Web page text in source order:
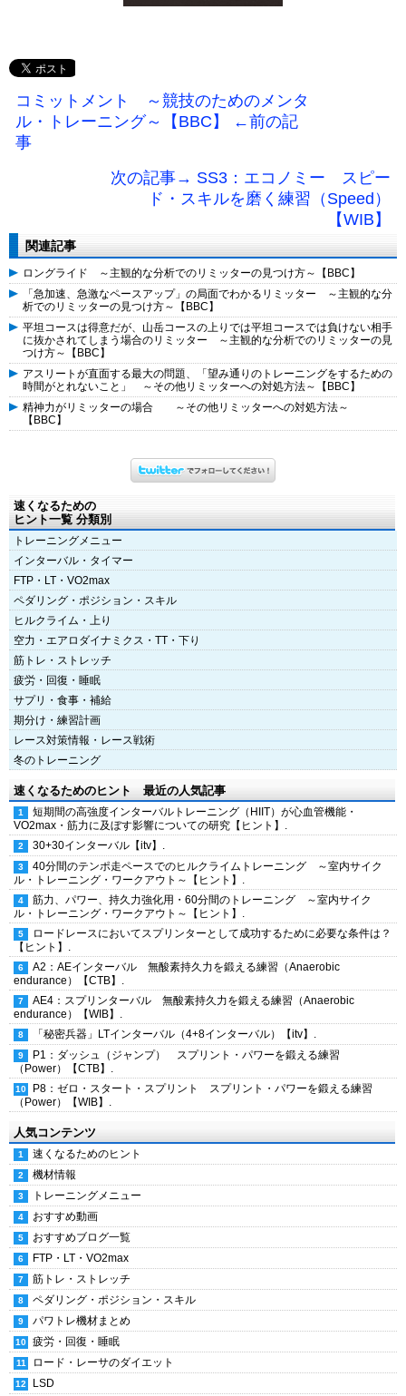
コミットメント ～競技のためのメンタ
ル・トレーニング～【BBC】 ←前の記
事
次の記事→ SS3：エコノミー スピー
ド・スキルを磨く練習（Speed）
【WIB】
関連記事
ロングライド ～主観的な分析でのリミッターの見つけ方～【BBC】
「急加速、急激なペースアップ」の局面でわかるリミッター ～主観的な分
析でのリミッターの見つけ方～【BBC】
平坦コースは得意だが、山岳コースの上りでは平坦コースでは負けない相手
に抜かされてしまう場合のリミッター ～主観的な分析でのリミッターの見
つけ方～【BBC】
アスリートが直面する最大の問題、「望み通りのトレーニングをするための
時間がとれないこと」 ～その他リミッターへの対処方法～【BBC】
精神力がリミッターの場合 ～その他リミッターへの対処方法～
【BBC】
速くなるための
ヒント一覧 分類別
トレーニングメニュー
インターバル・タイマー
FTP・LT・VO2max
ペダリング・ポジション・スキル
ヒルクライム・上り
空力・エアロダイナミクス・TT・下り
筋トレ・ストレッチ
疲労・回復・睡眠
サプリ・食事・補給
期分け・練習計画
レース対策情報・レース戦術
冬のトレーニング
速くなるためのヒント 最近の人気記事
短期間の高強度インターバルトレーニング（HIIT）が心血管機能・
VO2max・筋力に及ぼす影響についての研究【ヒント】.
30+30インターバル【itv】.
40分間のテンポ走ペースでのヒルクライムトレーニング ～室内サイク
ル・トレーニング・ワークアウト～【ヒント】.
筋力、パワー、持久力強化用・60分間のトレーニング ～室内サイク
ル・トレーニング・ワークアウト～【ヒント】.
ロードレースにおいてスプリンターとして成功するために必要な条件は？
【ヒント】.
A2：AEインターバル 無酸素持久力を鍛える練習（Anaerobic
endurance）【CTB】.
AE4：スプリンターバル 無酸素持久力を鍛える練習（Anaerobic
endurance）【WIB】.
「秘密兵器」LTインターバル（4+8インターバル）【itv】.
P1：ダッシュ（ジャンプ） スプリント・パワーを鍛える練習
（Power）【CTB】.
P8：ゼロ・スタート・スプリント スプリント・パワーを鍛える練習
（Power）【WIB】.
人気コンテンツ
速くなるためのヒント
機材情報
トレーニングメニュー
おすすめ動画
おすすめブログ一覧
FTP・LT・VO2max
筋トレ・ストレッチ
ペダリング・ポジション・スキル
パワトレ機材まとめ
疲労・回復・睡眠
ロード・レーサのダイエット
LSD